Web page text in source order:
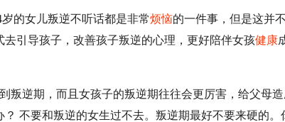
的女儿叛逆不听话都是非常烦恼的一件事，但是这并不
引导孩子，改善孩子叛逆的心理，更好陪伴女孩健康
叛逆期，而且女孩子的叛逆期往往会更厉害，给父母
不要和叛逆的女生过不去。叛逆期最好不要来硬的。